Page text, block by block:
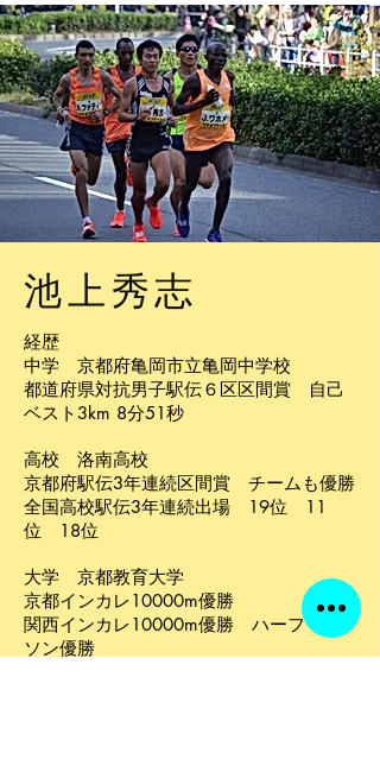
​池上秀志
経歴
中学 京都府亀岡市立亀岡中学校
都道府県対抗男子駅伝６区区間賞 自己
ベスト3km 8分51秒
高校 洛南高校
京都府駅伝3年連続区間賞 チームも優勝
全国高校駅伝3年連続出場 19位 11
位 18位
大学 京都教育大学
京都インカレ10000m優勝
関西インカレ10000m優勝 ハーフマラ
ソン優勝